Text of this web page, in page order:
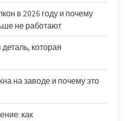
в 2026 году и почему
не работают
которая
на заводе и почему это
как